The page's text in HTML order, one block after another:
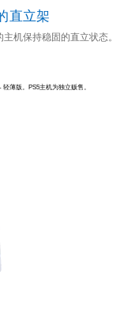
直立架
机保持稳固的直立状态。
薄版。PS5主机为独立贩售。